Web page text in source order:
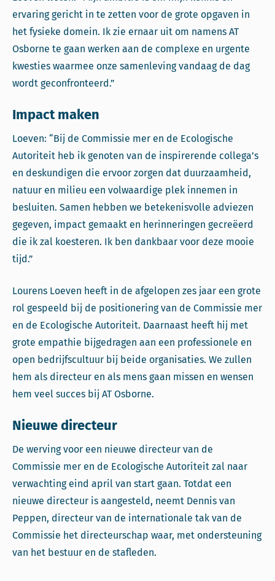
ervaring gericht in te zetten voor de grote opgaven in
het fysieke domein. Ik zie ernaar uit om namens AT
Osborne te gaan werken aan de complexe en urgente
kwesties waarmee onze samenleving vandaag de dag
wordt geconfronteerd.”
Impact maken
Loeven: “Bij de Commissie mer en de Ecologische
Autoriteit heb ik genoten van de inspirerende collega’s
en deskundigen die ervoor zorgen dat duurzaamheid,
natuur en milieu een volwaardige plek innemen in
besluiten. Samen hebben we betekenisvolle adviezen
gegeven, impact gemaakt en herinneringen gecreëerd
die ik zal koesteren. Ik ben dankbaar voor deze mooie
tijd.”
Lourens Loeven heeft in de afgelopen zes jaar een grote
rol gespeeld bij de positionering van de Commissie mer
en de Ecologische Autoriteit. Daarnaast heeft hij met
grote empathie bijgedragen aan een professionele en
open bedrijfscultuur bij beide organisaties. We zullen
hem als directeur en als mens gaan missen en wensen
hem veel succes bij AT Osborne.
Nieuwe directeur
De werving voor een nieuwe directeur van de
Commissie mer en de Ecologische Autoriteit zal naar
verwachting eind april van start gaan. Totdat een
nieuwe directeur is aangesteld, neemt Dennis van
Peppen, directeur van de internationale tak van de
Commissie het directeurschap waar, met ondersteuning
van het bestuur en de stafleden.